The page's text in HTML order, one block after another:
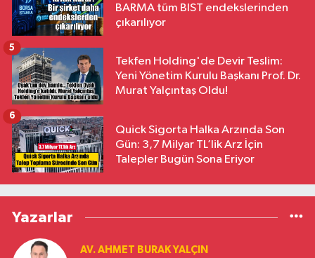
BARMA tüm BIST endekslerinden
çıkarılıyor
Tekfen Holding'de Devir Teslim:
Yeni Yönetim Kurulu Başkanı Prof. Dr.
Murat Yalçıntaş Oldu!
5
Quick Sigorta Halka Arzında Son
Gün: 3,7 Milyar TL’lik Arz İçin
Talepler Bugün Sona Eriyor
6
Yazarlar
AV. AHMET BURAK YALÇIN